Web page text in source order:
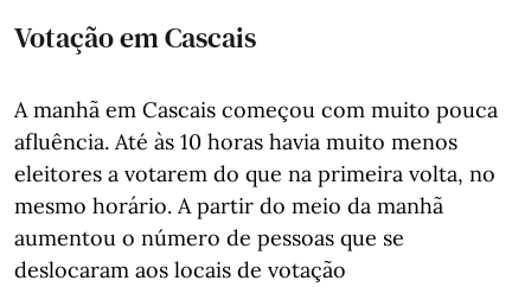
Votação em Cascais
A manhã em Cascais começou com muito pouca
afluência. Até às 10 horas havia muito menos
eleitores a votarem do que na primeira volta, no
mesmo horário. A partir do meio da manhã
aumentou o número de pessoas que se
deslocaram aos locais de votação